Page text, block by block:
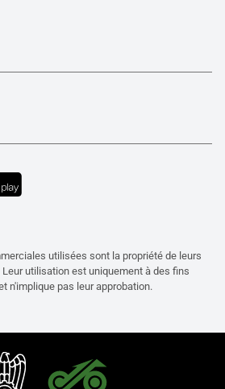
utilisées sont la propriété de leurs
utilisation est uniquement à des fins
n'implique pas leur approbation.